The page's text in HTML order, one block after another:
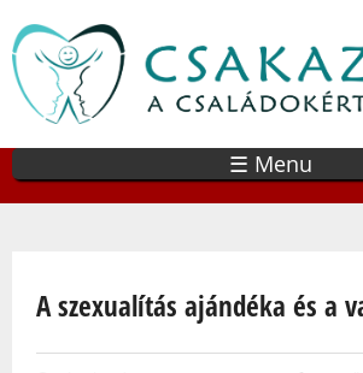
a
tartalomra
☰ Menu
A szexualítás ajándéka és a